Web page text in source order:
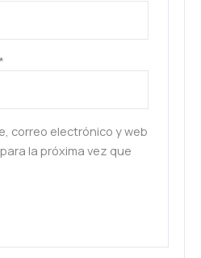
*
correo electrónico y web
la próxima vez que